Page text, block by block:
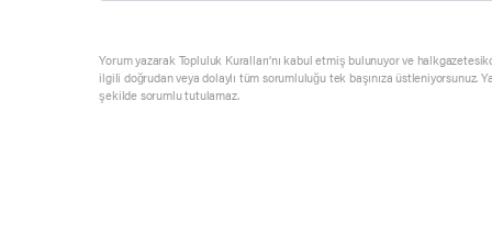
Yorum yazarak Topluluk Kuralları’nı kabul etmiş bulunuyor ve
ilgili doğrudan veya dolaylı tüm sorumluluğu tek başınıza üstleniyorsunuz.
şekilde sorumlu tutulamaz.